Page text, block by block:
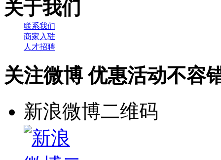
关于我们
联系我们
商家入驻
人才招聘
关注微博 优惠活动不容
新浪微博二维码